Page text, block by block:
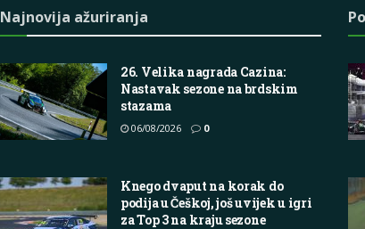
Najnovija ažuriranja
26. Velika nagrada Cazina:
Nastavak sezone na brdskim
stazama
06/08/2026 0
Knego dvaput na korak do
podija u Češkoj, još uvijek u igri
za Top 3 na kraju sezone